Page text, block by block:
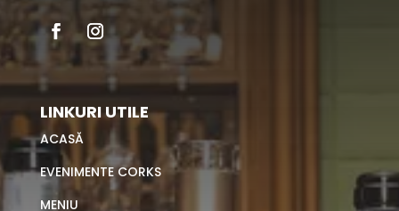
LINKURI UTILE
ACASĂ
EVENIMENTE CORKS
MENIU